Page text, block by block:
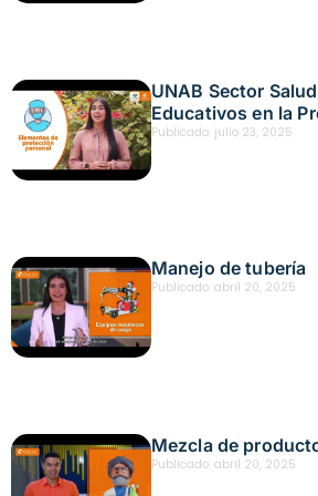
UNAB Sector
Educativos en la
Unidades de Diálisis
Publicado: julio 23, 2025
Manejo de tubería
Publicado: abril 20, 2025
Mezcla de
Publicado: abril 20, 2025